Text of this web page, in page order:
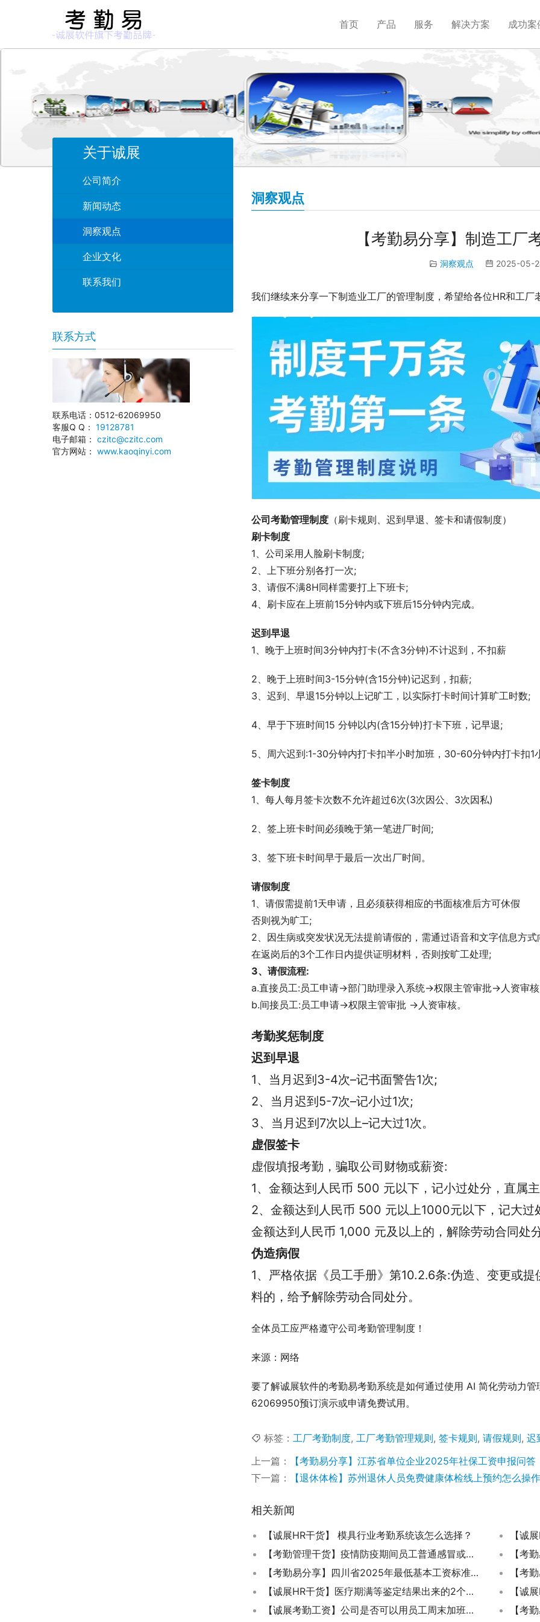
首页 产品 服务 解决方案 成功案
洞察观点
【考勤易分享】制造工厂
洞察观点 2025-05-
我们继续来分享一下制造业工厂的管理制度，希望给各位HR和工厂
公司考勤管理制度 （刷卡规则、迟到早退、签卡和请假制度）
刷卡制度
1、公司采用人脸刷卡制度;
2、上下班分别各打一次;
3、请假不满8H同样需要打上下班卡;
4、刷卡应在上班前15分钟内或下班后15分钟内完成。
迟到早退
1、晚于上班时间3分钟内打卡(不含3分钟)不计迟到，不扣薪
2、晚于上班时间3-15分钟(含15分钟)记迟到，扣薪;
3、迟到、早退15分钟以上记旷工，以实际打卡时间计算旷工时数;
4、早于下班时间15 分钟以内(含15分钟)打卡下班，记早退;
5、周六迟到:1-30分钟内打卡扣半小时加班，30-60分钟内打卡扣1
签卡制度
1、每人每月签卡次数不允许超过6次(3次因公、3次因私)
2、签上班卡时间必须晚于第一笔进厂时间;
3、签下班卡时间早于最后一次出厂时间。
请假制度
1、请假需提前1天申请，且必须获得相应的书面核准后方可休假
否则视为旷工;
2、因生病或突发状况无法提前请假的，需通过语音和文字信息方
在返岗后的3个工作日内提供证明材料，否则按旷工处理;
3、请假流程:
a.直接员工:员工申请->部门助理录入系统->权限主管审批->人资审
b.间接员工:员工申请->权限主管审批 ->人资审核。
考勤奖惩制度
迟到早退
1、当月迟到3-4次–记书面警告1次;
2、当月迟到5-7次–记小过1次;
3、当月迟到7次以上–记大过1次。
虚假签卡
虚假填报考勤，骗取公司财物或薪资:
1、金额达到人民币 500 元以下，记小过处分，直属
2、金额达到人民币 500 元以上1000元以下，记大过
金额达到人民币 1,000 元及以上的，解除劳动合同处
伪造病假
1、严格依据《员工手册》第10.2.6条:伪造、变更或
料的，给予解除劳动合同处分。
全体员工应严格遵守公司考勤管理制度！
来源：网络
要了解诚展软件的考勤易考勤系统是如何通过使用 AI 简化劳动力
62069950预订演示或申请免费试用。
标签： 工厂考勤制度, 工厂考勤管理规则, 签卡规则, 请假规则, 迟
上一篇：
【考勤易分享】江苏省单位企业2025年社保工资申报问答
下一篇：
【退休体检】苏州退休人员免费健康体检线上预约怎么操
相关新闻
【诚展HR干货】 模具行业考勤系统该怎么选择？
【考勤管理干货】疫情防疫期间员工普通感冒或发热等症状被公司要求隔离的算病假还是正常出勤？
【考勤易分享】四川省2025年最低基本工资标准公布啦
【诚展HR干货】医疗期满等鉴定结果出来的2个月是否计算工龄?
【诚
【诚展考勤工资】公司是否可以用员工周末加班的时间来抵扣请假时间？
【考
关于诚展
公司简介
新闻动态
洞察观点
企业文化
联系我们
联系方式
联系电话：0512-62069950
客服Q Q： 19128781
电子邮箱： czitc@czitc.com
官方网站： www.kaoqinyi.com